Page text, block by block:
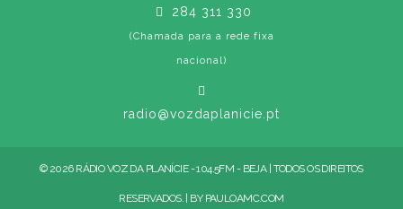
284 311 330
(Chamada para a rede fixa
nacional)
radio@vozdaplanicie.pt
© 2026 RÁDIO VOZ DA PLANÍCIE - 104.5FM - BEJA | TODOS OS DIREITOS
RESERVADOS. | BY PAULOAMC.COM